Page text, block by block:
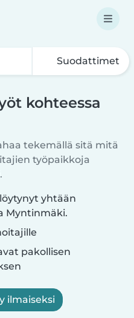
Suodattimet
kohteessa
tekemällä sitä mitä
työpaikkoja
yhtään
Myntinmäki.
pakollisen
ilmaiseksi